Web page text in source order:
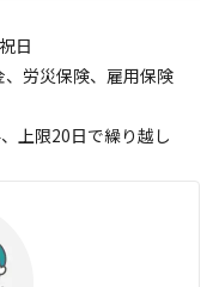
日
労災保険、雇用保険
上限20日で繰り越し